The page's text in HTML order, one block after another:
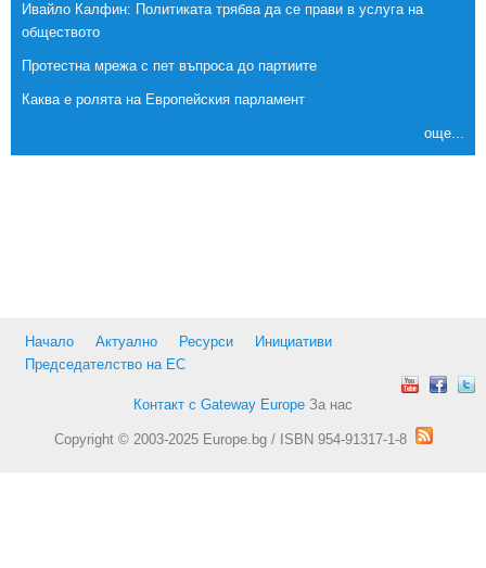
Ивайло Калфин: Политиката трябва да се прави в услуга на
обществото
Протестна мрежа с пет въпроса до партиите
Каква е ролята на Европейския парламент
още...
Начало Актуално Ресурси
Инициативи
Председателство на ЕС
Контакт с Gateway Europe За нас
Copyright © 2003-2025 Europe.bg / ISBN 954-91317-1-8